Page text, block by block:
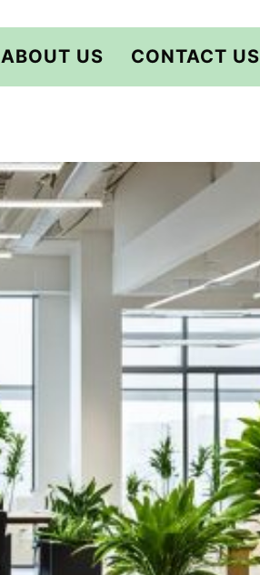
ABOUT US CONTACT US